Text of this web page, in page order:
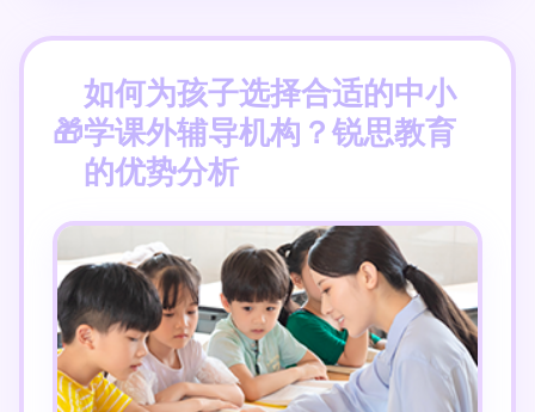
如何为孩子选择合适的中小
学课外辅导机构？锐思教育
的优势分析